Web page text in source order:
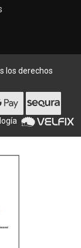
los derechos